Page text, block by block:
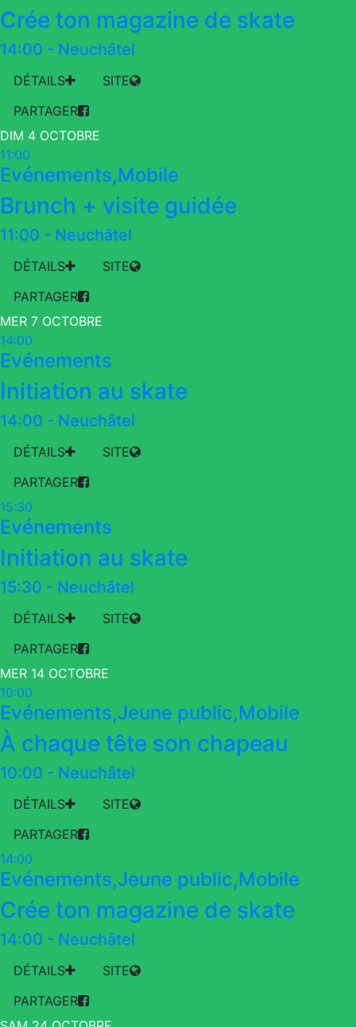
Crée ton magazine de skate
14:00 - Neuchâtel
DÉTAILS
SITE
PARTAGER
DIM 4 OCTOBRE
11:00
Evénements,Mobile
Brunch + visite guidée
11:00 - Neuchâtel
DÉTAILS
SITE
PARTAGER
MER 7 OCTOBRE
14:00
Evénements
Initiation au skate
14:00 - Neuchâtel
DÉTAILS
SITE
PARTAGER
15:30
Evénements
Initiation au skate
15:30 - Neuchâtel
DÉTAILS
SITE
PARTAGER
MER 14 OCTOBRE
10:00
Evénements,Jeune public,Mobile
À chaque tête son chapeau
10:00 - Neuchâtel
DÉTAILS
SITE
PARTAGER
14:00
Evénements,Jeune public,Mobile
Crée ton magazine de skate
14:00 - Neuchâtel
DÉTAILS
SITE
PARTAGER